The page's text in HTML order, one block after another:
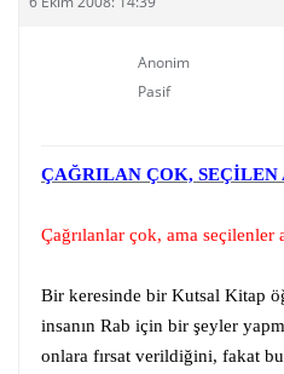
Anonim
Pasif
ÇAĞRILAN ÇOK, SEÇİLEN
Çağrılanlar çok, ama seçilenler
Bir keresinde bir Kutsal Kitap
insanın Rab için bir şeyler
onlara fırsat verildiğini, fakat